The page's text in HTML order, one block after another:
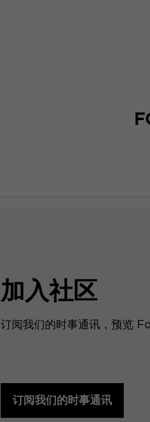
加入社区
订阅我们的时事通讯，预览
订阅我们的时事通讯